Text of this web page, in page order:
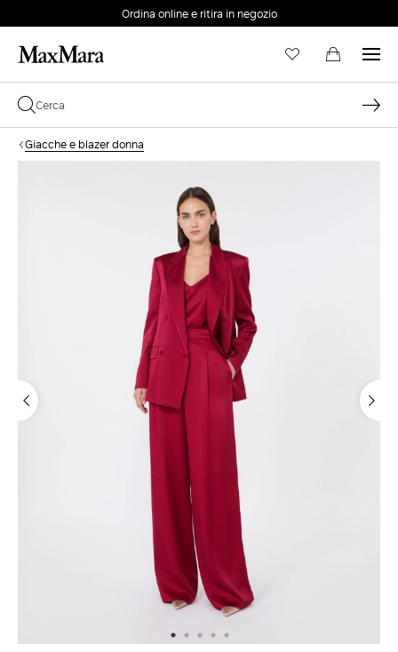
Ordina online e ritira in negozio
Giacche e blazer donna
Password dimenticata?
ACCEDI
Login
ACCEDI CON GOOGLE
ACCEDI CON FACEBOOK
Non hai un account?